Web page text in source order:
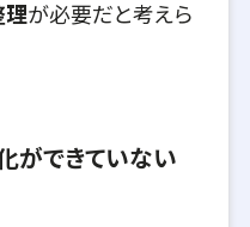
理が必要だと考えら
ができていない